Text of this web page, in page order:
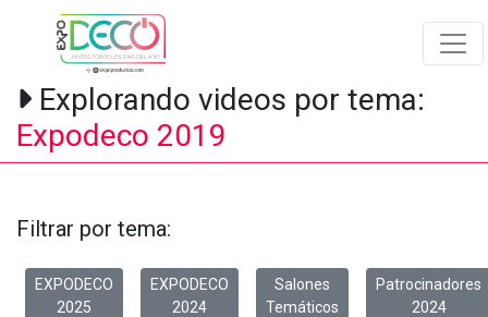
Explorando videos por tema:
Expodeco 2019
Filtrar por tema:
EXPODECO
2025
EXPODECO
2024
Salones
Temáticos
Patrocinadores
2024